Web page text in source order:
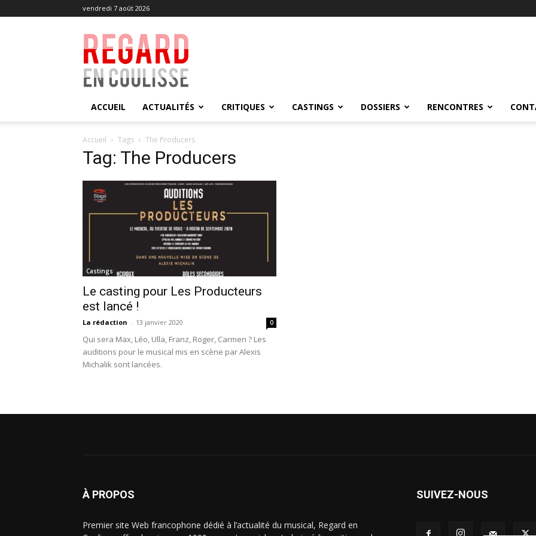
vendredi 7 août 2026
Regard
en
Coulisse
ACCUEIL ACTUALITÉS CRITIQUES CASTINGS DOSSIERS RENCONTRES
Accueil Tags The Producers
Tag: The Producers
Castings
Le casting pour Les Producteurs
est lancé !
La rédaction - 13 janvier 2020 0
Qui sera Max, Léo, Ulla, Franz, Roger, Carmen ? Les
auditions pour le musical mis en scène par Alexis
Michalik sont lancées.
À PROPOS
Premier site Web francophone dédié à l’actualité du musical, Regard en
SUIVEZ-NOUS